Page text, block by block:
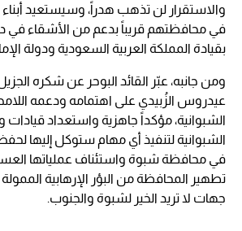
والاستقرار لن تذهب هدراً، وسيستعيد أبناء
في محافظتهم قريباً بدعم من الأشقاء في
بقيادة المملكة العربية السعودية ودولة
ومن جانبه، عبّر القائد البوحر عن شكره
عيدروس الزُبيدي على اهتمامه ودعمه
الشبوانية، مؤكداً جاهزية واستعداد قيادات
الشبوانية لتنفيذ أي مهام ستوكل إليها
في محافظة شبوة واستئناف عملياتها
تطهير المحافظة من البؤر الإرهابية
جهات لا تريد الخير لشبوة والجنوب.